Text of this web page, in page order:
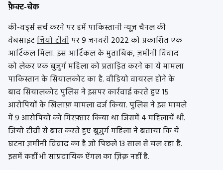
फ़ैक्ट-चेक
की-वर्ड्स सर्च करने पर हमें पाकिस्तानी न्यूज़ चैनल की
वेबसाइटजियो टीवीपर 9 जनवरी 2022 को प्रकाशित एक
आर्टिकल मिला. इस आर्टिकल के मुताबिक, ज़मीनी विवाद
को लेकर एक बुज़ुर्ग महिला को प्रताड़ित करने का ये मामला
पाकिस्तान के सियालकोट का है. वीडियो वायरल होने के
बाद सियालकोट पुलिस ने इसपर कार्रवाई करते हुए 15
आरोपियों के खिलाफ़ मामला दर्ज किया. पुलिस ने इस मामले
में 9 आरोपियों को गिरफ़्तार किया था जिसमें 4 महिलायें थीं.
जियो टीवी से बात करते हुए बुज़ुर्ग महिला ने बताया कि ये
घटना ज़मीनी विवाद का है जो पिछले 13 साल से चल रहा है.
इसमें कहीं भी सांप्रदायिक ऐंगल का ज़िक्र नहीं है.